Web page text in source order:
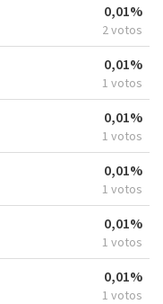
0,01%
2 votos
0,01%
1 votos
0,01%
1 votos
0,01%
1 votos
0,01%
1 votos
0,01%
1 votos